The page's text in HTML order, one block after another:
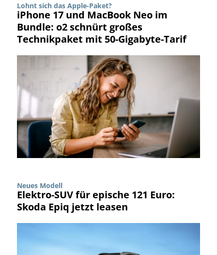
Lohnt sich das Apple-Paket?
iPhone 17 und MacBook Neo im
Bundle: o2 schnürt großes
Technikpaket mit 50-Gigabyte-Tarif
Neues Modell
Elektro-SUV für epische 121 Euro:
Skoda Epiq jetzt leasen